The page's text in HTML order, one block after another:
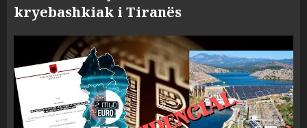
kryebashkiak i Tiranës